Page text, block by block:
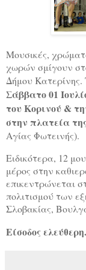
Μουσικές,
χωρών σμίγουν
Δήμου
Σάββατο 01
του Κορινού &
στην πλατεία
Αγίας Φωτεινής).
Ειδικότερα, 12
μέρος στην
επικεντρώνεται
πολιτισμού των
Σλοβακίας,
Είσοδος ελεύθερη.